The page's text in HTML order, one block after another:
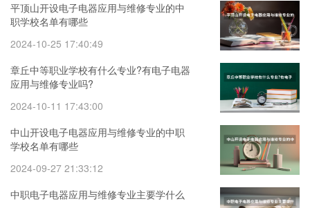
平顶山开设电子电器应用与维修专业的中
职学校名单有哪些
2024-10-25 17:40:49
章丘中等职业学校有什么专业?有电子电器
应用与维修专业吗?
2024-10-11 17:43:00
中山开设电子电器应用与维修专业的中职
学校名单有哪些
2024-09-27 21:33:12
中职电子电器应用与维修专业主要学什么